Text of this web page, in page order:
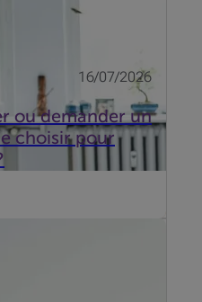
16/07/2026
ou demander un
choisir pour